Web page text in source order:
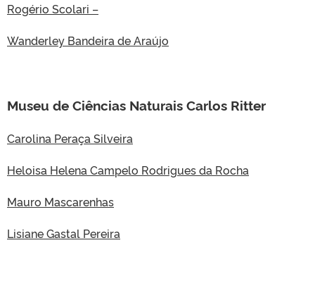
Rogério Scolari –
Wanderley Bandeira de Araújo
Museu de Ciências Naturais Carlos Ritter
Carolina Peraça Silveira
Heloisa Helena Campelo Rodrigues da Rocha
Mauro Mascarenhas
Lisiane Gastal Pereira